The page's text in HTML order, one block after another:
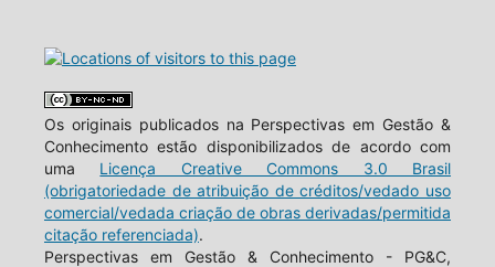
Os originais publicados na Perspectivas em Gestão &
Conhecimento estão disponibilizados de acordo com
uma Licença Creative Commons 3.0 Brasil
(obrigatoriedade de atribuição de créditos/vedado uso
comercial/vedada criação de obras derivadas/permitida
citação referenciada).
Perspectivas em Gestão & Conhecimento - PG&C,